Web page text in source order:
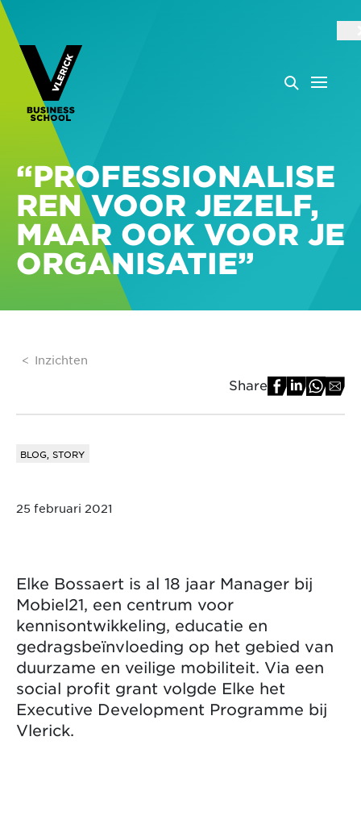
“PROFESSIONALISE
REN VOOR JEZELF,
MAAR OOK VOOR JE
ORGANISATIE”
Inzichten
Share
BLOG, STORY
25 februari 2021
Elke Bossaert is al 18 jaar Manager bij
Mobiel21, een centrum voor
kennisontwikkeling, educatie en
gedragsbeïnvloeding op het gebied van
duurzame en veilige mobiliteit. Via een
social profit grant volgde Elke het
Executive Development Programme bij
Vlerick.